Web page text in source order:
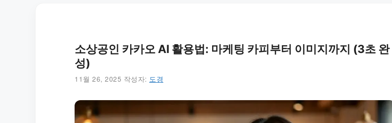
소상공인 카카오 AI 활용법: 마케팅 카피부터 이미지까지 (3초 완
성)
11월 26, 2025 작성자: 도경